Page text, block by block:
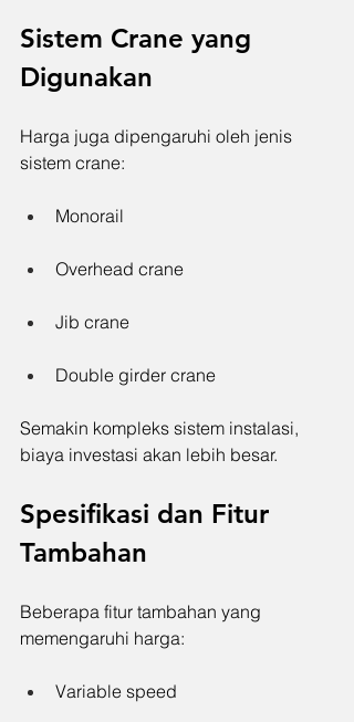
Sistem Crane yang
Digunakan
Harga juga dipengaruhi oleh jenis
sistem crane:
Monorail
Overhead crane
Jib crane
Double girder crane
Semakin kompleks sistem instalasi,
biaya investasi akan lebih besar.
Spesifikasi dan Fitur
Tambahan
Beberapa fitur tambahan yang
memengaruhi harga:
Variable speed